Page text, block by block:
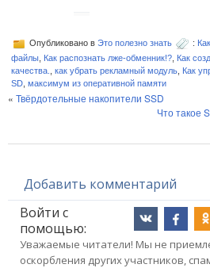
Опубликовано в Это полезно знать :
файлы Как распознать лже-обменник!? Как
качества.
как убрать рекламный модуль Как
SD максимум из оперативной памяти
« Твёрдотельные накопители SSD
Что такое
Добавить комментарий
Войти с
помощью:
Уважаемые читатели! Мы не
оскорбления других участников,